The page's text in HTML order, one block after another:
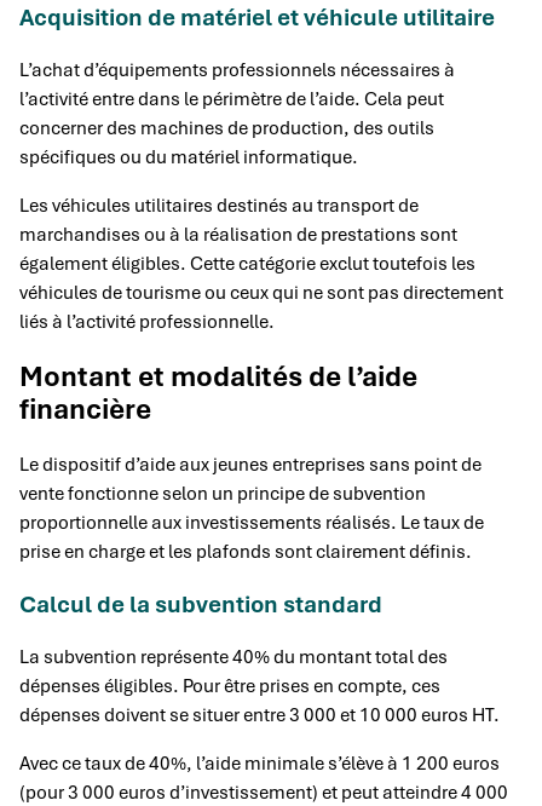
Acquisition de matériel et véhicule utilitaire
L’achat d’équipements professionnels nécessaires à
l’activité entre dans le périmètre de l’aide. Cela peut
concerner des machines de production, des outils
spécifiques ou du matériel informatique.
Les véhicules utilitaires destinés au transport de
marchandises ou à la réalisation de prestations sont
également éligibles. Cette catégorie exclut toutefois les
véhicules de tourisme ou ceux qui ne sont pas directement
liés à l’activité professionnelle.
Montant et modalités de l’aide
financière
Le dispositif d’aide aux jeunes entreprises sans point de
vente fonctionne selon un principe de subvention
proportionnelle aux investissements réalisés. Le taux de
prise en charge et les plafonds sont clairement définis.
Calcul de la subvention standard
La subvention représente 40% du montant total des
dépenses éligibles. Pour être prises en compte, ces
dépenses doivent se situer entre 3 000 et 10 000 euros HT.
Avec ce taux de 40%, l’aide minimale s’élève à 1 200 euros
(pour 3 000 euros d’investissement) et peut atteindre 4 000